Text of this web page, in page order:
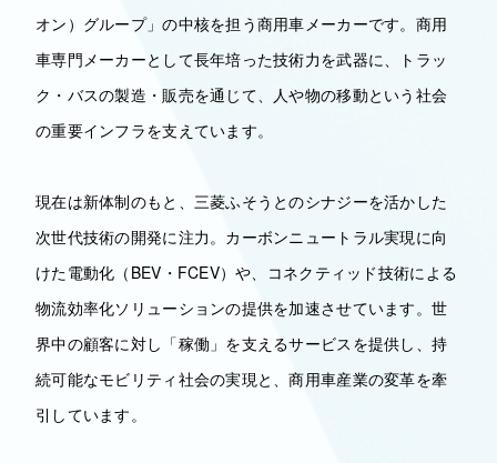
オン）グループ」の中核を担う商用車メーカーです。商用
車専門メーカーとして長年培った技術力を武器に、トラッ
ク・バスの製造・販売を通じて、人や物の移動という社会
の重要インフラを支えています。
現在は新体制のもと、三菱ふそうとのシナジーを活かした
次世代技術の開発に注力。カーボンニュートラル実現に向
けた電動化（BEV・FCEV）や、コネクティッド技術による
物流効率化ソリューションの提供を加速させています。世
界中の顧客に対し「稼働」を支えるサービスを提供し、持
続可能なモビリティ社会の実現と、商用車産業の変革を牽
引しています。